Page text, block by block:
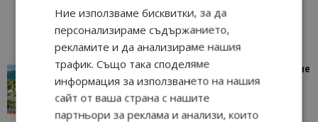
“Пощенска картичка от…”: Петрич – Изживяване
отвъд очакваното
Петрич 11/07/2026 11:22
Ние използваме бисквитки, за да
персонализираме съдържанието,
рекламите и да анализираме нашия
трафик. Също така споделяме
информация за използването на нашия
сайт от ваша страна с нашите
партньори за реклама и анализи, които